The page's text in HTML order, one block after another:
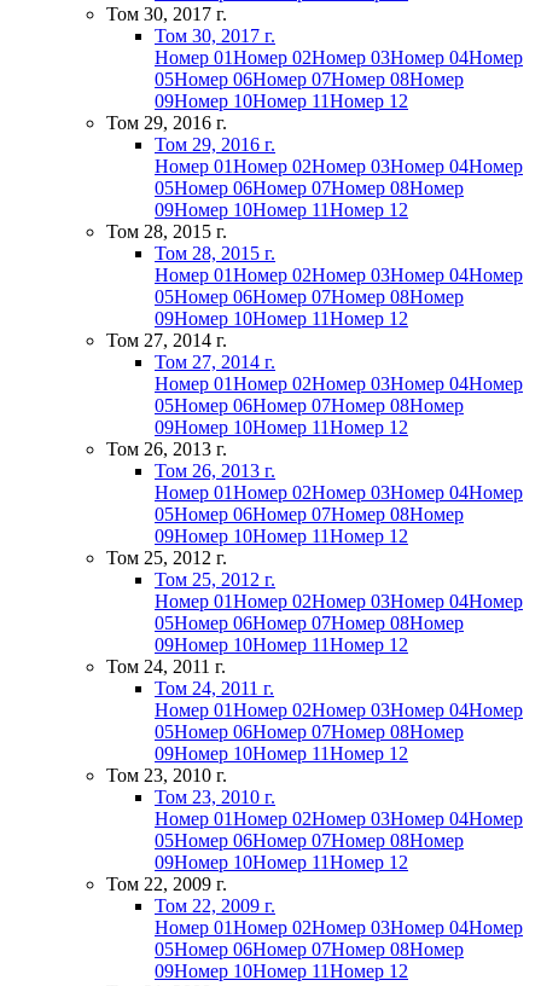
Том 30, 2017 г.
Том 30, 2017 г.
Номер 01Номер 02Номер 03Номер 04Номер
05Номер 06Номер 07Номер 08Номер
09Номер 10Номер 11Номер 12
Том 29, 2016 г.
Том 29, 2016 г.
Номер 01Номер 02Номер 03Номер 04Номер
05Номер 06Номер 07Номер 08Номер
09Номер 10Номер 11Номер 12
Том 28, 2015 г.
Том 28, 2015 г.
Номер 01Номер 02Номер 03Номер 04Номер
05Номер 06Номер 07Номер 08Номер
09Номер 10Номер 11Номер 12
Том 27, 2014 г.
Том 27, 2014 г.
Номер 01Номер 02Номер 03Номер 04Номер
05Номер 06Номер 07Номер 08Номер
09Номер 10Номер 11Номер 12
Том 26, 2013 г.
Том 26, 2013 г.
Номер 01Номер 02Номер 03Номер 04Номер
05Номер 06Номер 07Номер 08Номер
09Номер 10Номер 11Номер 12
Том 25, 2012 г.
Том 25, 2012 г.
Номер 01Номер 02Номер 03Номер 04Номер
05Номер 06Номер 07Номер 08Номер
09Номер 10Номер 11Номер 12
Том 24, 2011 г.
Том 24, 2011 г.
Номер 01Номер 02Номер 03Номер 04Номер
05Номер 06Номер 07Номер 08Номер
09Номер 10Номер 11Номер 12
Том 23, 2010 г.
Том 23, 2010 г.
Номер 01Номер 02Номер 03Номер 04Номер
05Номер 06Номер 07Номер 08Номер
09Номер 10Номер 11Номер 12
Том 22, 2009 г.
Том 22, 2009 г.
Номер 01Номер 02Номер 03Номер 04Номер
05Номер 06Номер 07Номер 08Номер
09Номер 10Номер 11Номер 12